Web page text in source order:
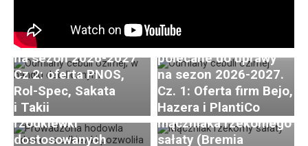
Odmiany cebuli ozimej
polecane do uprawy
na sezon 2026-2027
Cz 2: oferta PNOS,
Rol-Spec, Sakata
i Takii
polecane do uprawy
na sezon 2026-2027.
Cz. 1: Oferta firm Bejo,
Hazera i PlantiCo
Postępy i trendy
w hodowli i uprawie
rzodkiewki. Cz. 2:
Innowacje w zakresie
hodowli odmian
rzodkiewki
dostosowanych
Brak nowych ras
mączniaka rzekomego
sałaty (Bremia